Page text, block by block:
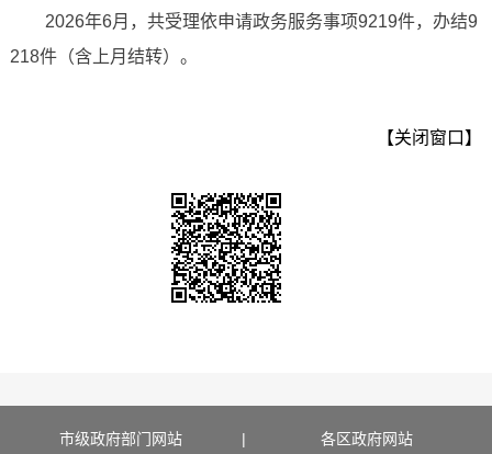
2026年6月，共受理依申请政务服务事项9219件，办结9
218件（含上月结转）。
【关闭窗口】
市级政府部门网站 | 各区政府网站